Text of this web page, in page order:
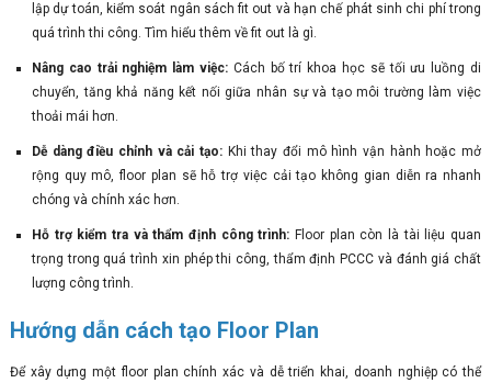
lập dự toán, kiểm soát ngân sách fit out và hạn chế phát sinh chi phí trong
quá trình thi công. Tìm hiểu thêm về fit out là gì.
Nâng cao trải nghiệm làm việc:Cách bố trí khoa học sẽ tối ưu luồng di
chuyển, tăng khả năng kết nối giữa nhân sự và tạo môi trường làm việc
thoải mái hơn.
Dễ dàng điều chỉnh và cải tạo:Khi thay đổi mô hình vận hành hoặc mở
rộng quy mô, floor plan sẽ hỗ trợ việc cải tạo không gian diễn ra nhanh
chóng và chính xác hơn.
Hỗ trợ kiểm tra và thẩm định công trình: Floor plan còn là tài liệu quan
trọng trong quá trình xin phép thi công, thẩm định PCCC và đánh giá chất
lượng công trình.
Hướng dẫn cách tạo Floor Plan
Để xây dựng một floor plan chính xác và dễ triển khai, doanh nghiệp có thể